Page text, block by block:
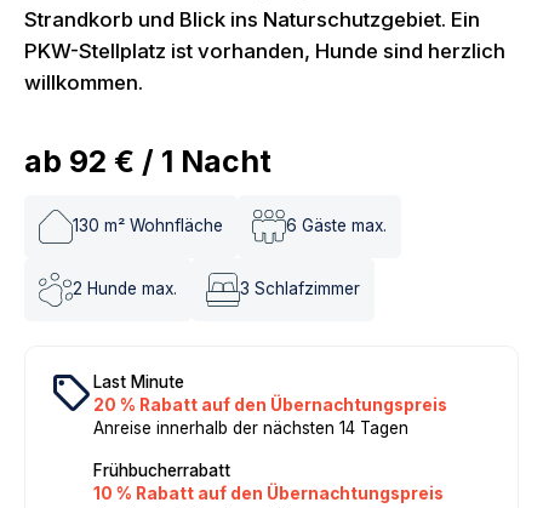
Strandkorb und Blick ins Naturschutzgebiet. Ein
PKW-Stellplatz ist vorhanden, Hunde sind herzlich
willkommen.
ab 92 € / 1 Nacht
130 m² Wohnfläche 6 Gäste max.
2 Hunde max. 3 Schlafzimmer
local_offer Last Minute
20 % Rabatt auf den Übernachtungspreis
Anreise innerhalb der nächsten 14 Tagen
Frühbucherrabatt
10 % Rabatt auf den Übernachtungspreis